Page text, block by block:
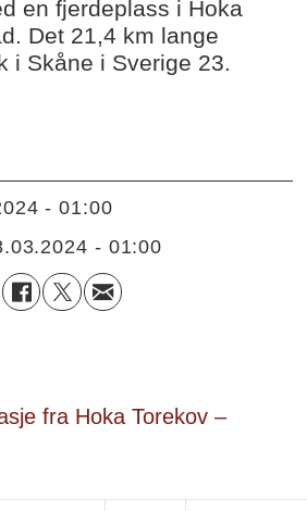
en fjerdeplass i Hoka
Det 21,4 km lange
i Skåne i Sverige 23.
- 01:00
- 01:00
fra Hoka Torekov –